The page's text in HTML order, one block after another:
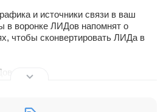
и источники связи в ваш
в воронке ЛИДов напомнят о
чтобы сконвертировать ЛИДа в